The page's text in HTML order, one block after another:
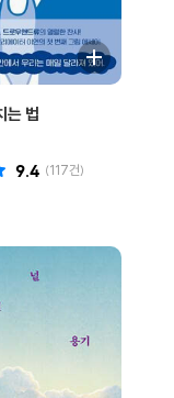
는 법
(117건)
9.4